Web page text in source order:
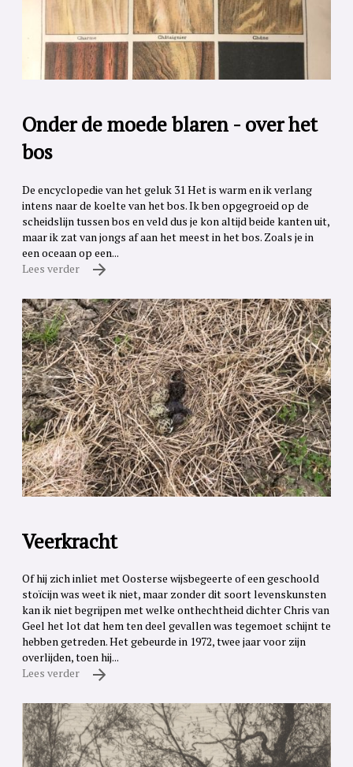
Onder de moede blaren - over het
bos
De encyclopedie van het geluk 31 Het is warm en ik verlang
intens naar de koelte van het bos. Ik ben opgegroeid op de
scheidslijn tussen bos en veld dus je kon altijd beide kanten uit,
maar ik zat van jongs af aan het meest in het bos. Zoals je in
een oceaan op een...
Lees verder
Veerkracht
Of hij zich inliet met Oosterse wijsbegeerte of een geschoold
stoïcijn was weet ik niet, maar zonder dit soort levenskunsten
kan ik niet begrijpen met welke onthechtheid dichter Chris van
Geel het lot dat hem ten deel gevallen was tegemoet schijnt te
hebben getreden. Het gebeurde in 1972, twee jaar voor zijn
overlijden, toen hij...
Lees verder